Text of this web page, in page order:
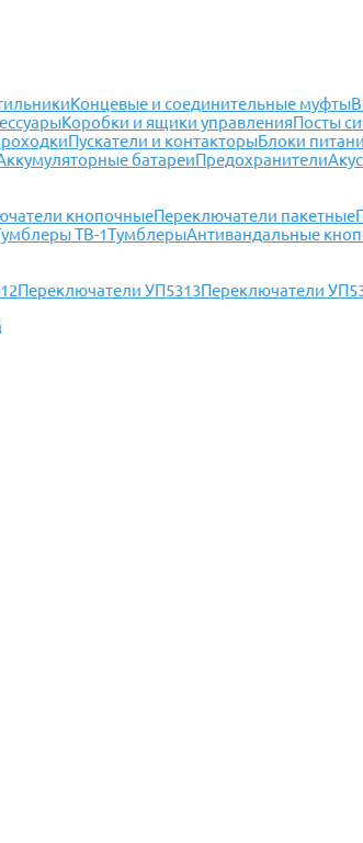
Концевые и соединительные муфты
Коробки и ящики управленияПосты
Пускатели и контакторыБлоки
батареиПредохранители
кнопочныеПереключатели пакетные
ТВ-1ТумблерыАнтивандальные
Переключатели УП5313Переключатели